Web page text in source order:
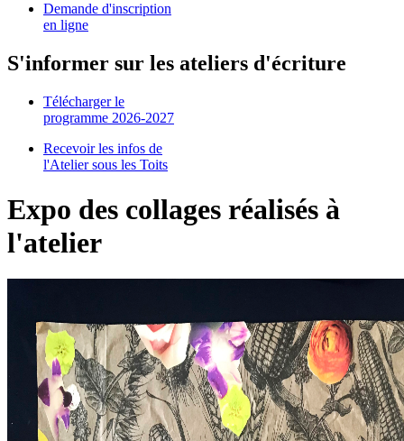
Demande d'inscription
en ligne
S'informer sur les ateliers d'écriture
Télécharger le
programme 2026-2027
Recevoir les infos de
l'Atelier sous les Toits
Expo des collages réalisés à
l'atelier